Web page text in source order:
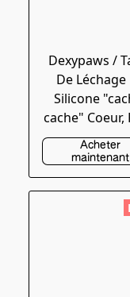
Dexypaws /
De Léchage
Silicone
cache" Coeur,
Acheter
maintenant